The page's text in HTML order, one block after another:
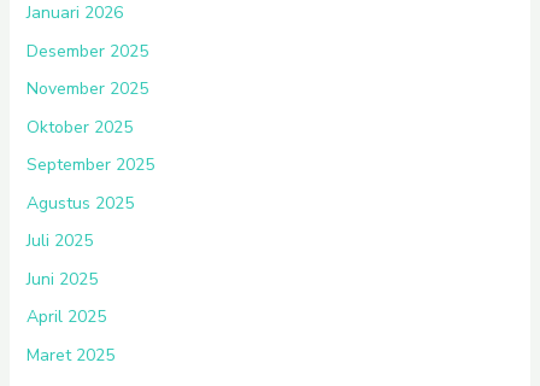
Januari 2026
Desember 2025
November 2025
Oktober 2025
September 2025
Agustus 2025
Juli 2025
Juni 2025
April 2025
Maret 2025